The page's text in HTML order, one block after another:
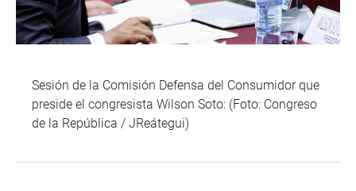
Sesión de la Comisión Defensa del Consumidor que
preside el congresista Wilson Soto: (Foto: Congreso
de la República / JReátegui)